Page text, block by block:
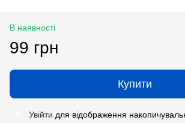
В наявності
99 грн
Купити
Увійти для відображення